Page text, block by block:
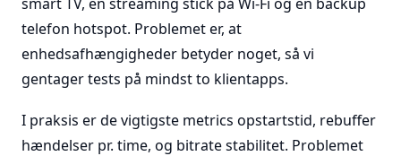
telefon hotspot. Problemet er, at
enhedsafhængigheder betyder noget, så vi
gentager tests på mindst to klientapps.
I praksis er de vigtigste metrics opstartstid, rebuffer
hændelser pr. time, og bitrate stabilitet. Problemet